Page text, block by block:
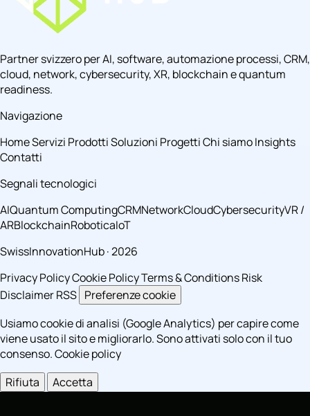
Partner svizzero per AI, software, automazione processi, CRM,
cloud, network, cybersecurity, XR, blockchain e quantum
readiness.
Navigazione
HomeServizi ProdottiSoluzioni ProgettiChi siamoInsights
Contatti
Segnali tecnologici
AIQuantum ComputingCRMNetworkCloudCybersecurityVR /
ARBlockchainRoboticaIoT
SwissInnovationHub · 2026
Privacy PolicyCookie PolicyTerms & ConditionsRisk
DisclaimerRSS Preferenze cookie
Usiamo cookie di analisi (Google Analytics) per capire come
viene usato il sito e migliorarlo. Sono attivati solo con il tuo
consenso.Cookie policy
Rifiuta
Accetta